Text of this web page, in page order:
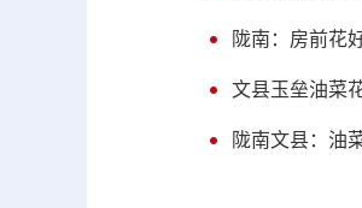
陇南：房前花
文县玉垒油菜
陇南文县：油